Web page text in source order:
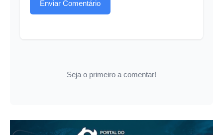
Enviar Comentário
Seja o primeiro a comentar!